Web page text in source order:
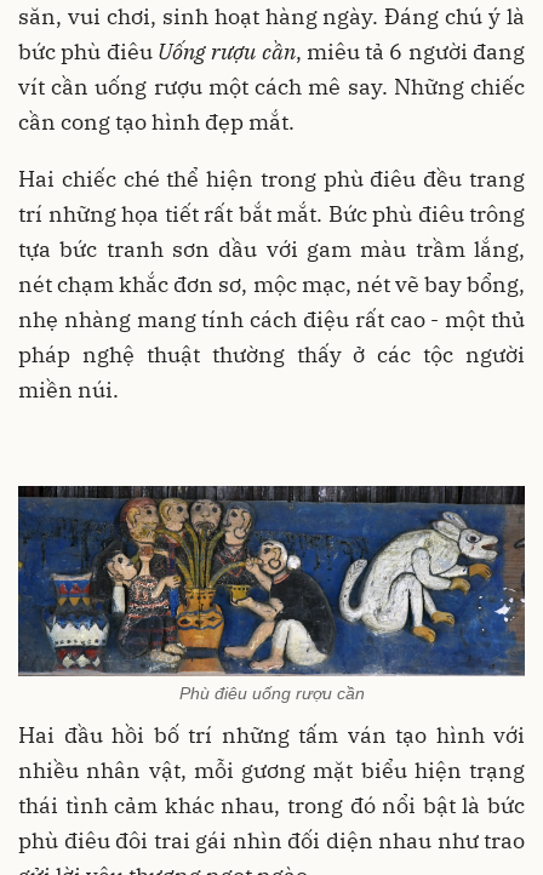
săn, vui chơi, sinh hoạt hàng ngày. Đáng chú ý là
bức phù điêu Uống rượu cần, miêu tả 6 người đang
vít cần uống rượu một cách mê say. Những chiếc
cần cong tạo hình đẹp mắt.
Hai chiếc ché thể hiện trong phù điêu đều trang
trí những họa tiết rất bắt mắt. Bức phù điêu trông
tựa bức tranh sơn dầu với gam màu trầm lắng,
nét chạm khắc đơn sơ, mộc mạc, nét vẽ bay bổng,
nhẹ nhàng mang tính cách điệu rất cao - một thủ
pháp nghệ thuật thường thấy ở các tộc người
miền núi.
Phù điêu uống rượu cần
Hai đầu hồi bố trí những tấm ván tạo hình với
nhiều nhân vật, mỗi gương mặt biểu hiện trạng
thái tình cảm khác nhau, trong đó nổi bật là bức
phù điêu đôi trai gái nhìn đối diện nhau như trao